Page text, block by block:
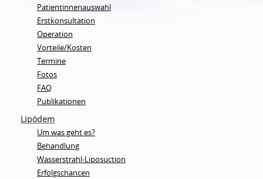
Patientinnenauswahl
Erstkonsultation
Operation
Vorteile/Kosten
Termine
Fotos
FAQ
Publikationen
Lipödem
Um was geht es?
Behandlung
Wasserstrahl-Liposuction
Erfolgschancen